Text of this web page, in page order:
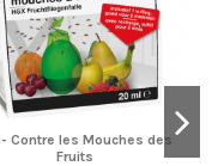
- Contre les Mouches des
Fruits